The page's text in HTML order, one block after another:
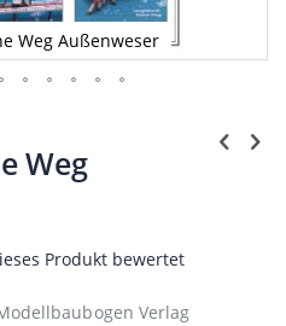
Weg Außenweser
Weg
Produkt bewertet
Verlag